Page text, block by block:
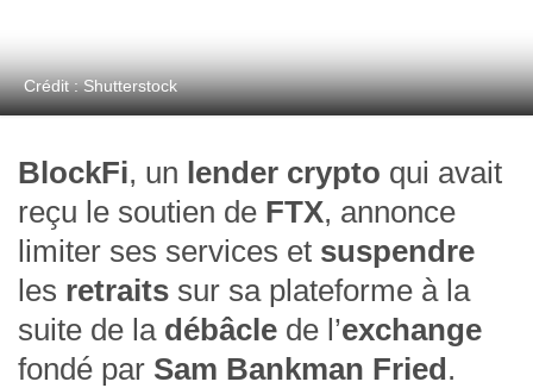
Crédit : Shutterstock
BlockFi, un lender crypto qui avait
reçu le soutien de FTX, annonce
limiter ses services et suspendre
les retraits sur sa plateforme à la
suite de la débâcle de l’exchange
fondé par Sam Bankman Fried .